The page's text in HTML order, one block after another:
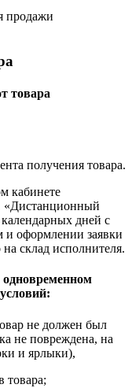
продажи
товара
получения товара.
кабинете
«Дистанционный
дней с
и оформлении заявки
склад исполнителя.
одновременном
не должен был
не повреждена, на
и ярлыки),
товара;